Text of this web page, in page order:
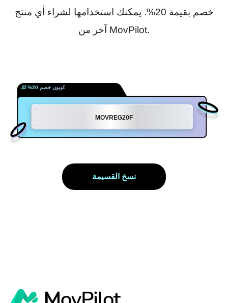
خصم بقيمة 20%. يمكنك استخدامها لشراء أي منتج
آخر من MovPilot.
كوبون خصم 20% لك
MOVREG20F
نسخ القسيمة